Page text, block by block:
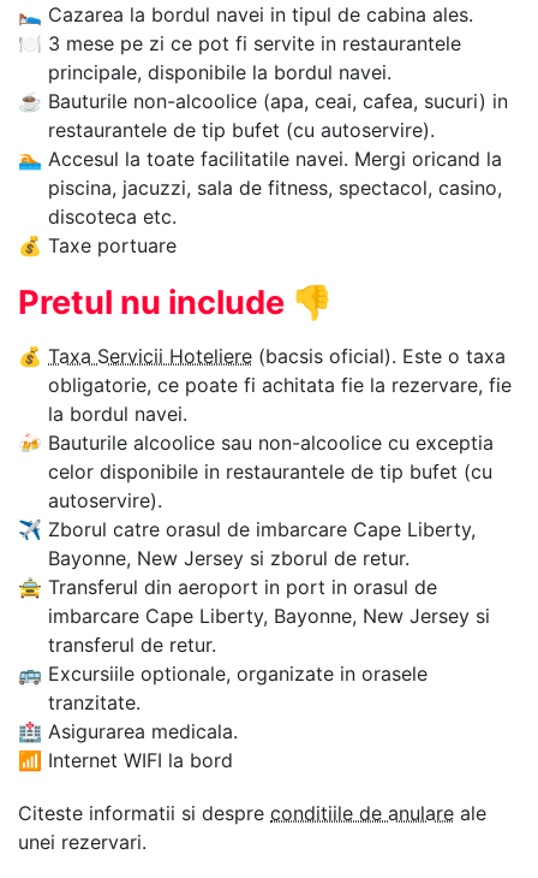
🛌 Cazarea la bordul navei in tipul de cabina ales.
🍽 3 mese pe zi ce pot fi servite in restaurantele
principale, disponibile la bordul navei.
☕ Bauturile non-alcoolice (apa, ceai, cafea, sucuri) in
restaurantele de tip bufet (cu autoservire).
🏊‍ Accesul la toate facilitatile navei. Mergi oricand la
piscina, jacuzzi, sala de fitness, spectacol, casino,
discoteca etc.
💰 Taxe portuare
Pretul nu include 👎
💰 Taxa Servicii Hoteliere (bacsis oficial). Este o taxa
obligatorie, ce poate fi achitata fie la rezervare, fie
la bordul navei.
🍻 Bauturile alcoolice sau non-alcoolice cu exceptia
celor disponibile in restaurantele de tip bufet (cu
autoservire).
✈ Zborul catre orasul de imbarcare Cape Liberty,
Bayonne, New Jersey si zborul de retur.
🚖 Transferul din aeroport in port in orasul de
imbarcare Cape Liberty, Bayonne, New Jersey si
transferul de retur.
🚌 Excursiile optionale, organizate in orasele
tranzitate.
🏥 Asigurarea medicala.
📶 Internet WIFI la bord
Citeste informatii si despre conditiile de anulare ale
unei rezervari.